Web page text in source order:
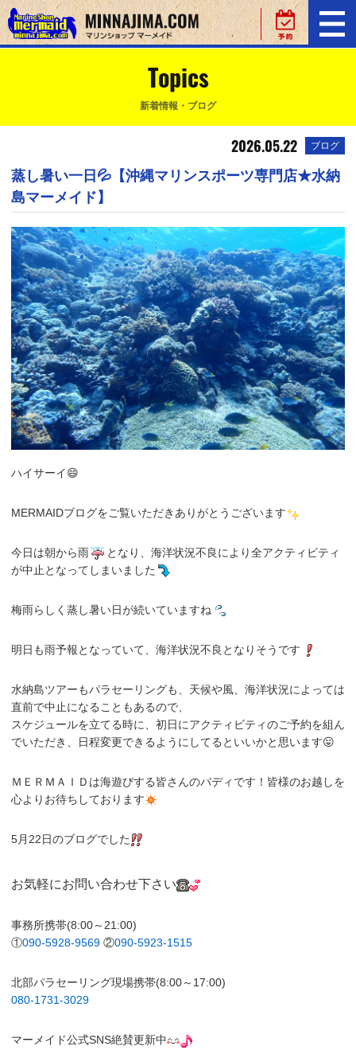
Topics
新着情報・ブログ
2026.05.22 ブログ
蒸し暑い一日💦【沖縄マリンスポーツ専門店★水納
島マーメイド】
ハイサーイ😄
MERMAIDブログをご覧いただきありがとうございます
今日は朝から雨
となり、海洋状況不良により全アクティビティ
が中止となってしまいました
梅雨らしく蒸し暑い日が続いていますね
明日も雨予報となっていて、海洋状況不良となりそうです
水納島ツアーもパラセーリングも、天候や風、海洋状況によっては
直前で中止になることもあるので、
スケジュールを立てる時に、初日にアクティビティのご予約を組ん
でいただき、日程変更できるようにしてるといいかと思います😛
ＭＥＲＭＡＩＤは海遊びする皆さんのバディです！皆様のお越しを
心よりお待ちしております
5月22日のブログでした
お気軽にお問い合わせ下さい
事務所携帯(8:00～21:00)
①090-5928-9569 ②090-5923-1515
北部パラセーリング現場携帯(8:00～17:00)
080-1731-3029
マーメイド公式SNS絶賛更新中